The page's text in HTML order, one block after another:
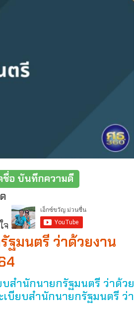
ชื่อ บันทึกความดี
จ
ฐมนตรี ว่าด้วยงาน
สำนักนายกรัฐมนตรี ว่าด้วย
บียบสำนักนายกรัฐมนตรี ว่า